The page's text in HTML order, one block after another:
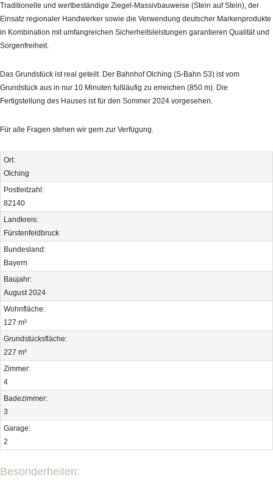
Traditionelle und wertbeständige Ziegel-Massivbauweise (Stein auf Stein), der
Einsatz regionaler Handwerker sowie die Verwendung deutscher Markenprodukte
in Kombination mit umfangreichen Sicherheitsleistungen garantieren Qualität und
Sorgenfreiheit.
Das Grundstück ist real geteilt. Der Bahnhof Olching (S-Bahn S3) ist vom
Grundstück aus in nur 10 Minuten fußläufig zu erreichen (850 m). Die
Fertigstellung des Hauses ist für den Sommer 2024 vorgesehen.
Für alle Fragen stehen wir gern zur Verfügung.
Ort:
Olching
Postleitzahl:
82140
Landkreis:
Fürstenfeldbruck
Bundesland:
Bayern
Baujahr:
August 2024
Wohnfläche:
127 m²
Grundstücksfläche:
227 m²
Zimmer:
4
Badezimmer:
3
Garage:
2
Besonderheiten: